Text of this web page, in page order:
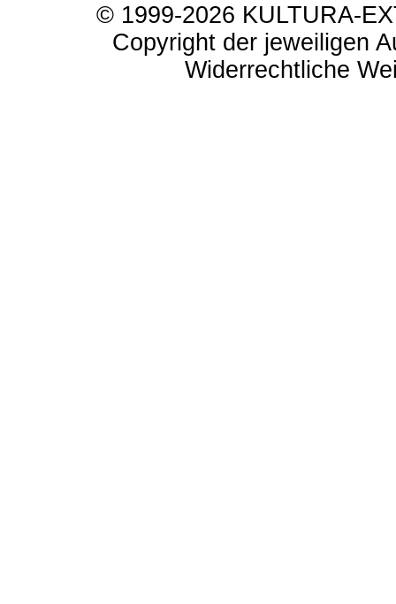
© 1999-2026 KULTURA-
Copyright der jeweiligen
Widerrechtliche